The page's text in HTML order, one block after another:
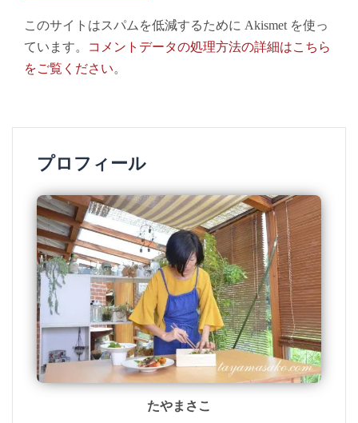
このサイトはスパムを低減するために Akismet を使っ
ています。
コメントデータの処理方法の詳細はこちら
をご覧ください。
プロフィール
たやまさこ